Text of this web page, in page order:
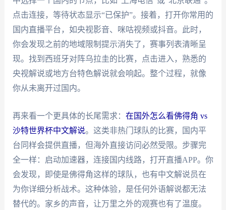
点击连接，等待状态显示“已保护”。接着，打开你常用的
国内直播平台，如央视影音、咪咕视频或抖音。此时，
你会发现之前的地域限制提示消失了，赛事列表清晰呈
现。找到西班牙对阵乌拉圭的比赛，点击进入，熟悉的
央视解说或地方台特色解说就会响起。整个过程，就像
你从未离开过国内。
再来看一个更具体的长尾需求： 在国外怎么看佛得角 vs
沙特世界杯中文解说。这类非热门球队的比赛，国内平
台同样会提供直播，但海外直接访问必然受限。步骤完
全一样：启动加速器，连接国内线路，打开直播APP。你
会发现，即使是佛得角这样的球队，也有中文解说员在
为你详细分析战术。这种体验，是任何外语解说都无法
替代的。家乡的声音，让万里之外的观赛也有了温度。